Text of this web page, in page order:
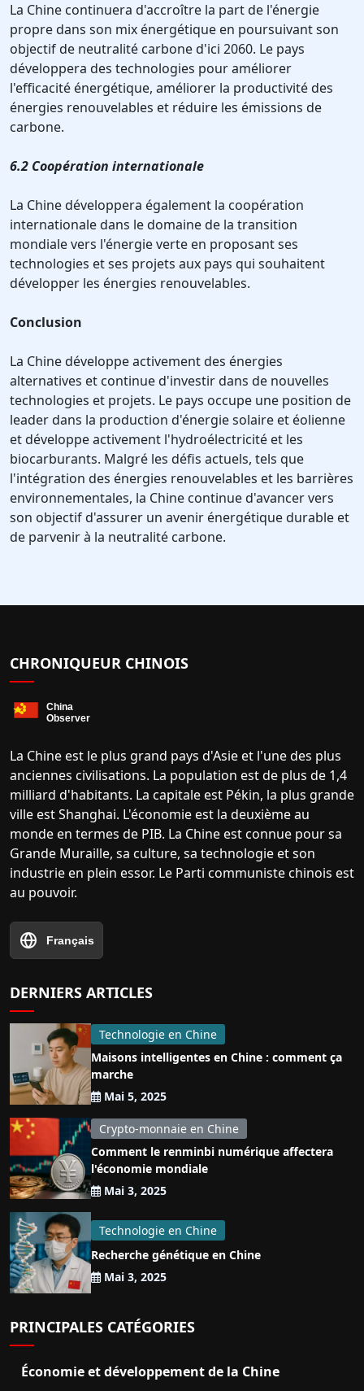
La Chine continuera d'accroître la part de l'énergie
propre dans son mix énergétique en poursuivant son
objectif de neutralité carbone d'ici 2060. Le pays
développera des technologies pour améliorer
l'efficacité énergétique, améliorer la productivité des
énergies renouvelables et réduire les émissions de
carbone.
6.2 Coopération internationale
La Chine développera également la coopération
internationale dans le domaine de la transition
mondiale vers l'énergie verte en proposant ses
technologies et ses projets aux pays qui souhaitent
développer les énergies renouvelables.
Conclusion
La Chine développe activement des énergies
alternatives et continue d'investir dans de nouvelles
technologies et projets. Le pays occupe une position de
leader dans la production d'énergie solaire et éolienne
et développe activement l'hydroélectricité et les
biocarburants. Malgré les défis actuels, tels que
l'intégration des énergies renouvelables et les barrières
environnementales, la Chine continue d'avancer vers
son objectif d'assurer un avenir énergétique durable et
de parvenir à la neutralité carbone.
CHRONIQUEUR CHINOIS
La Chine est le plus grand pays d'Asie et l'une des plus
anciennes civilisations. La population est de plus de 1,4
milliard d'habitants. La capitale est Pékin, la plus grande
ville est Shanghai. L'économie est la deuxième au
monde en termes de PIB. La Chine est connue pour sa
Grande Muraille, sa culture, sa technologie et son
industrie en plein essor. Le Parti communiste chinois est
au pouvoir.
Français
DERNIERS ARTICLES
Technologie en Chine
Maisons intelligentes en Chine : comment ça
marche
Mai 5, 2025
Crypto-monnaie en Chine
Comment le renminbi numérique affectera
l'économie mondiale
Mai 3, 2025
Technologie en Chine
Recherche génétique en Chine
Mai 3, 2025
PRINCIPALES CATÉGORIES
Économie et développement de la Chine